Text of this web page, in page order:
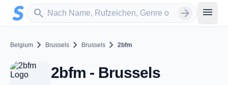
Zum Hauptinhalt springen
search
Sender suchen arrow_forward menu
Belgium chevron_right Brussels chevron_right Brussels chevron_right 2bfm
2bfm - Brussels